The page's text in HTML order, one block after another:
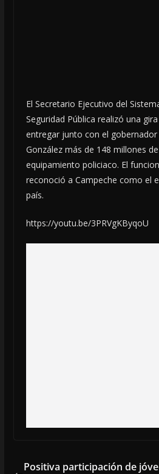
El Secretario Ejecutivo del
Seguridad Pública realizó una
entregar junto con el gobernador
González más de 148 millones
equipamiento policiaco. El
reconoció a Campeche como el
país.
https://youtu.be/3PRVgKByqoU
Positiva participación de